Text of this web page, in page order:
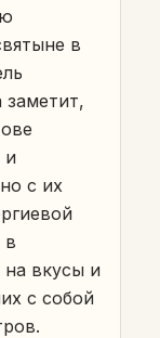
в
заметит,
и
с их
в
на вкусы и
с собой